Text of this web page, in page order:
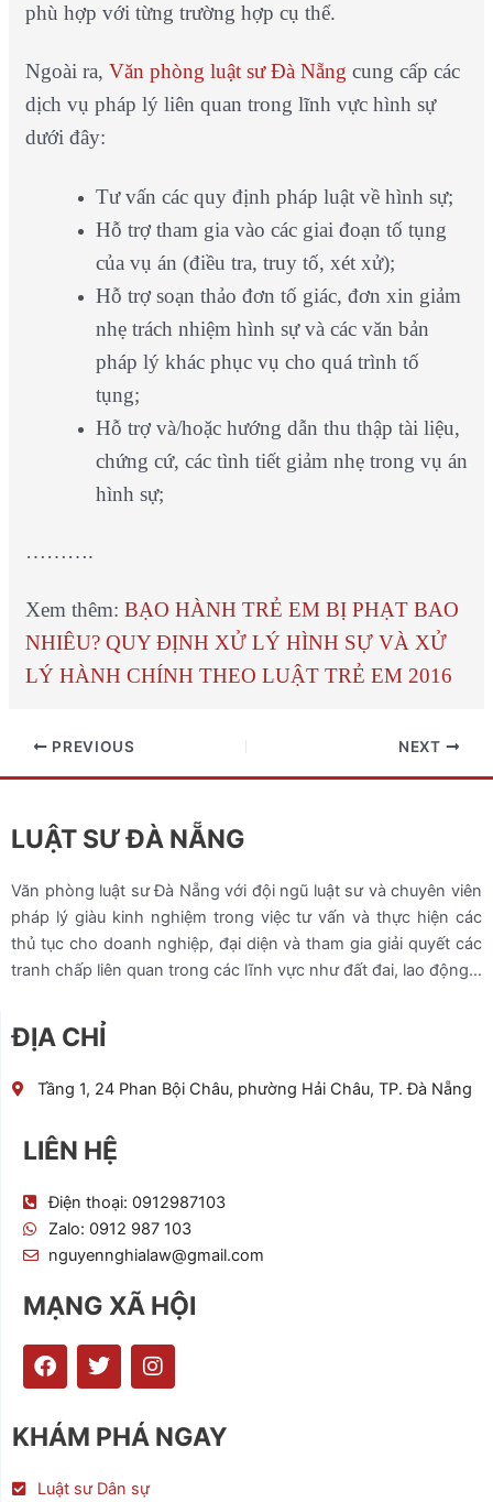
phù hợp với từng trường hợp cụ thể.
Ngoài ra, Văn phòng luật sư Đà Nẵng cung cấp các
dịch vụ pháp lý liên quan trong lĩnh vực hình sự
dưới đây:
Tư vấn các quy định pháp luật về hình sự;
Hỗ trợ tham gia vào các giai đoạn tố tụng
của vụ án (điều tra, truy tố, xét xử);
Hỗ trợ soạn thảo đơn tố giác, đơn xin giảm
nhẹ trách nhiệm hình sự và các văn bản
pháp lý khác phục vụ cho quá trình tố
tụng;
Hỗ trợ và/hoặc hướng dẫn thu thập tài liệu,
chứng cứ, các tình tiết giảm nhẹ trong vụ án
hình sự;
……….
Xem thêm: BẠO HÀNH TRẺ EM BỊ PHẠT BAO
NHIÊU? QUY ĐỊNH XỬ LÝ HÌNH SỰ VÀ XỬ
LÝ HÀNH CHÍNH THEO LUẬT TRẺ EM 2016
PREVIOUS NEXT
LUẬT SƯ ĐÀ NẴNG
Văn phòng luật sư Đà Nẵng với đội ngũ luật sư và chuyên viên
pháp lý giàu kinh nghiệm trong việc tư vấn và thực hiện các
thủ tục cho doanh nghiệp, đại diện và tham gia giải quyết các
tranh chấp liên quan trong các lĩnh vực như đất đai, lao động…
ĐỊA CHỈ
Tầng 1, 24 Phan Bội Châu, phường Hải Châu, TP. Đà Nẵng
LIÊN HỆ
Điện thoại: 0912987103
Zalo: 0912 987 103
nguyennghialaw@gmail.com
MẠNG XÃ HỘI
F
a
e
b
o
T
w
t
t
r
I
n
t
a
KHÁM PHÁ NGAY
Luật sư Dân sự